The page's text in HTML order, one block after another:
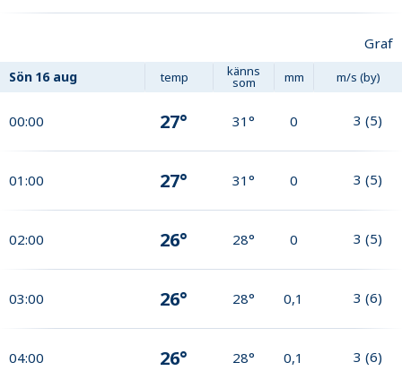
Graf
Sön 16 aug temp känns
som mm m/s (by)
00:00 27° 31° 0 3 (5)
01:00 27° 31° 0 3 (5)
02:00 26° 28° 0 3 (5)
03:00 26° 28° 0,1 3 (6)
04:00 26° 28° 0,1 3 (6)